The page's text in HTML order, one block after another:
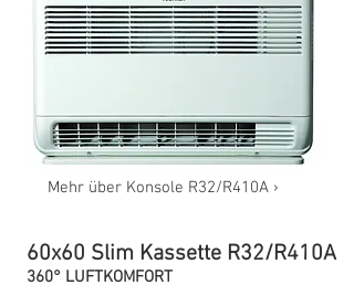
Mehr über Konsole R32/R410A ›
60x60 Slim Kassette R32/R410A
360° LUFTKOMFORT